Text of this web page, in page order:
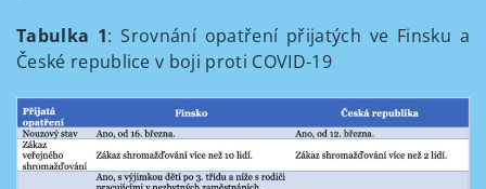
Tabulka 1: Srovnání opatření přijatých ve Finsku a
České republice v boji proti COVID-19